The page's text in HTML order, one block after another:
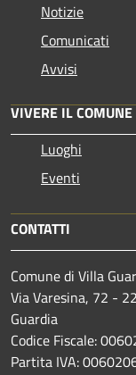
Notizie
Comunicati
Avvisi
VIVERE IL COMUNE
Luoghi
Eventi
CONTATTI
Comune di Villa
Via Varesina, 72 -
Guardia
Codice Fiscale:
Partita IVA: